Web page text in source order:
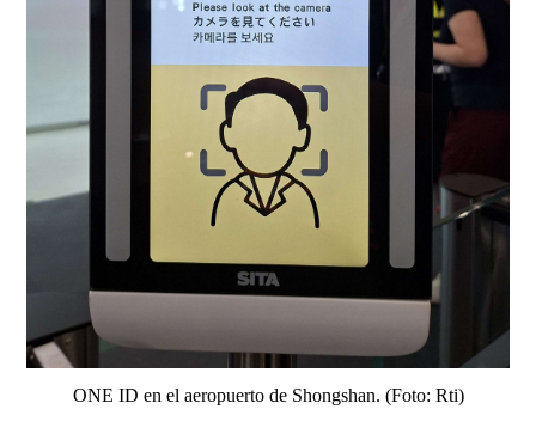
ONE ID en el aeropuerto de Shongshan. (Foto: Rti)